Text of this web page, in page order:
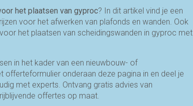
het plaatsen van gyproc? In dit artikel vind je een
voor het afwerken van plafonds en wanden. Ook
het plaatsen van scheidingswanden in gyproc met
in het kader van een nieuwbouw- of
offerteformulier onderaan deze pagina in en deel je
met experts. Ontvang gratis advies van
offertes op maat.